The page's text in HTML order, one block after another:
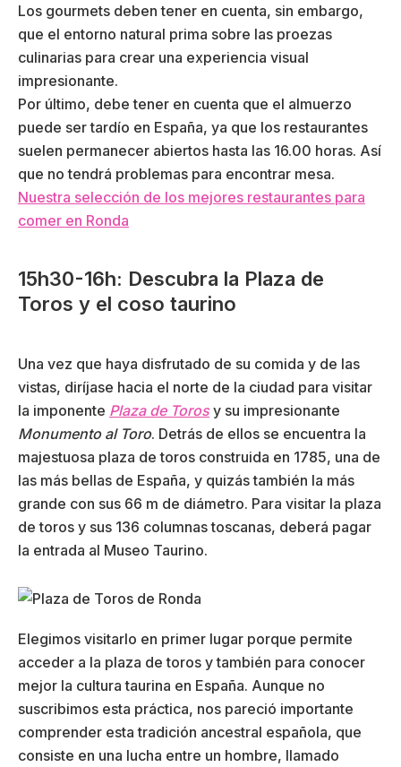
Los gourmets deben tener en cuenta, sin embargo,
que el entorno natural prima sobre las proezas
culinarias para crear una experiencia visual
impresionante.
Por último, debe tener en cuenta que el almuerzo
puede ser tardío en España, ya que los restaurantes
suelen permanecer abiertos hasta las 16.00 horas. Así
que no tendrá problemas para encontrar mesa.
Nuestra selección de los mejores restaurantes para
comer en Ronda
15h30-16h: Descubra la Plaza de
Toros y el coso taurino
Una vez que haya disfrutado de su comida y de las
vistas, diríjase hacia el norte de la ciudad para visitar
la imponente Plaza de Torosy su impresionante
Monumento al Toro. Detrás de ellos se encuentra la
majestuosa plaza de toros construida en 1785, una de
las más bellas de España, y quizás también la más
grande con sus 66 m de diámetro. Para visitar la plaza
de toros y sus 136 columnas toscanas, deberá pagar
la entrada al Museo Taurino.
Elegimos visitarlo en primer lugar porque permite
acceder a la plaza de toros y también para conocer
mejor la cultura taurina en España. Aunque no
suscribimos esta práctica, nos pareció importante
comprender esta tradición ancestral española, que
consiste en una lucha entre un hombre, llamado